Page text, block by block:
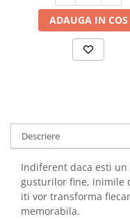
ADAUGA IN COS
Descriere
Indiferent daca esti
gusturilor fine, inimile
iti vor transforma
memorabila.